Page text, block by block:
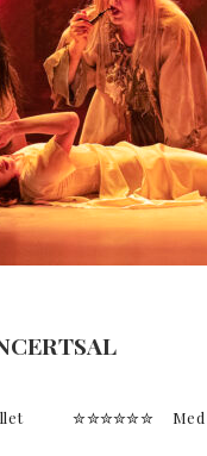
Ballet ✮✮✮✮✮✮ Med